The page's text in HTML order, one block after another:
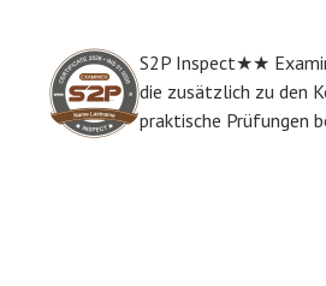
S2P Inspect★★
die zusätzlich zu den
praktische Prüfungen